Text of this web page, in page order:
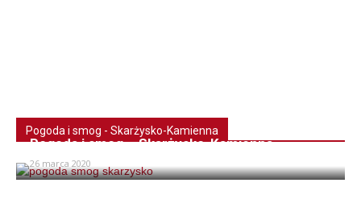
Pogoda i smog - Skarżysko-Kamienna
Pogoda i smog – Skarżysko-Kamienna
26 marca 2020